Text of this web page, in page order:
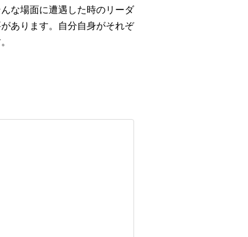
な場面に遭遇した時のリーダ
あります。自分自身がそれぞ